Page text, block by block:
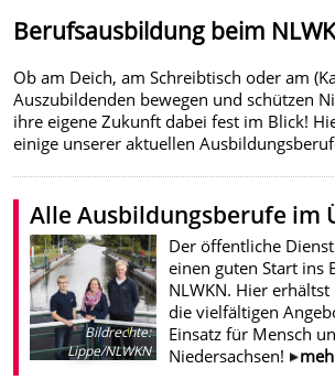
Berufsausbildung beim
Ob am Deich, am Schreibtisch oder am
Auszubildenden bewegen und schützen
ihre eigene Zukunft dabei fest im Blick!
einige unserer aktuellen
Alle Ausbildungsberufe im
Bildrechte:
Lippe/NLWKN
Der öffentliche
einen guten Start ins
NLWKN. Hier
die vielfältigen
Einsatz für Mensch
Niedersachsen!